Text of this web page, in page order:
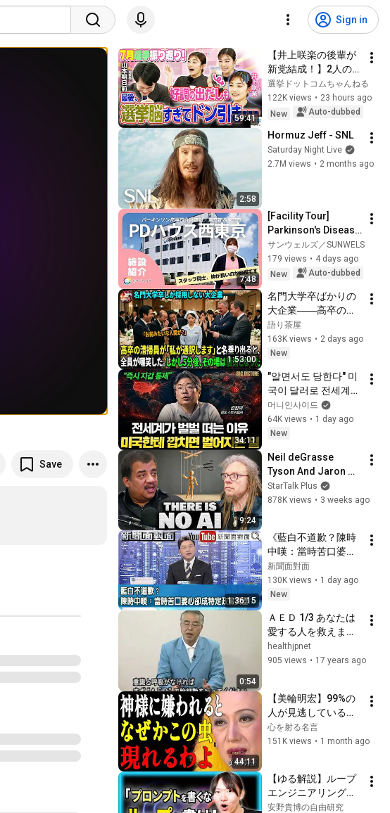
Sign in
Save
59:41
【井上咲楽の後輩が
新党結成！】2人の間
に週刊誌報道！？／
田川市長に“再生の
道”系当選／“鈴木康
辞職願【井上咲楽×山
本期日前】｜選挙ド
ットコムちゃんねる
選挙ドットコムちゃんねる
122K views • 23 hours ago
New
Auto-dubbed
2:58
Hormuz Jeff - SNL
Saturday Night Live
2.7M views • 2 months ago
7:48
[Facility Tour]
Parkinson's Disease
Specialty Facility
"PD House Nishi-
Tokyo": An Open
サンウェルズ／SUNWELS
179 views • 4 days ago
New
Auto-dubbed
1:53:00
名門大学卒ばかりの
大企業――高卒の清
掃員が「私が通訳い
たします」と財閥会
長に告げた瞬間、全
し5分後、その場は静
まり返った。#動エ
ピソード#老後の物
語 #家族の物語
語り茶屋
163K views • 2 days ago
New
34:11
"알면서도 당한다" 미
국이 달러로 전세계를
통제하는 방법 [김창
익의 빅 픽처]
머니인사이드
64K views • 1 day ago
New
9:24
Neil deGrasse
Tyson And Jaron
Lanier on the AI
Illusion
StarTalk Plus
878K views • 3 weeks ago
1:36:15
《藍白不道歉？陳時
中嘆：當時苦口婆心
卻成特定政黨武
器？》【新聞面對
面】2026.08.07
新聞面對面
130K views • 1 day ago
New
0:54
ＡＥＤ 1/3 あなたは
愛する人を救えます
か？
healthjpnet
905 views • 17 years ago
44:11
【美輪明宏】99%の
人が見逃している真
実。運気が急上昇す
る「神の使い」と、
言葉の力｜人生哲学
｜
心を射る名言
151K views • 1 month ago
【ゆる解説】ループ
エンジニアリングっ
て何？ / なぜ第一線
安野貴博の自由研究